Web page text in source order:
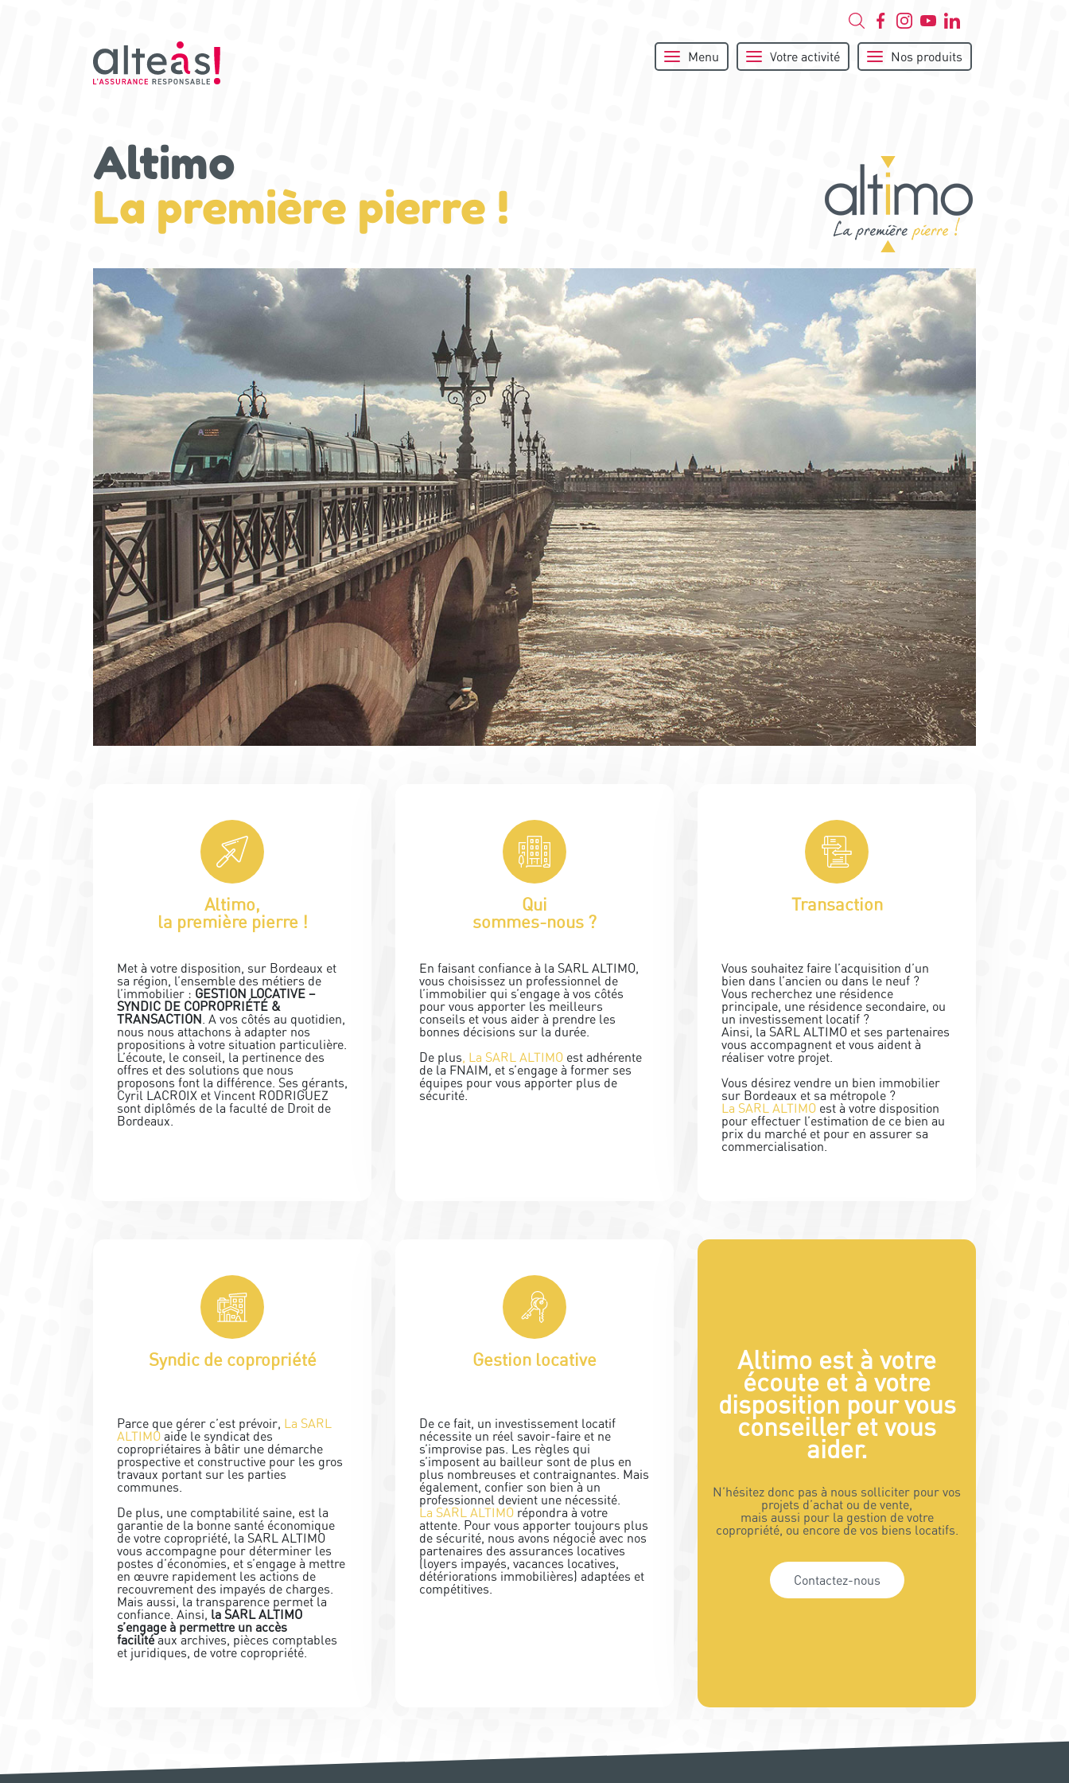
Menu Votre activité Nos produits
Altimo
La première pierre !
Altimo,
la première pierre !
Met à votre disposition, sur Bordeaux et
sa région, l’ensemble des métiers de
l’immobilier : GESTION LOCATIVE –
SYNDIC DE COPROPRIÉTÉ &
TRANSACTION. A vos côtés au quotidien,
nous nous attachons à adapter nos
propositions à votre situation particulière.
L’écoute, le conseil, la pertinence des
offres et des solutions que nous
proposons font la différence. Ses gérants,
Cyril LACROIX et Vincent RODRIGUEZ
sont diplômés de la faculté de Droit de
Bordeaux.
Qui
sommes-nous ?
En faisant conﬁance à la SARL ALTIMO,
vous choisissez un professionnel de
l’immobilier qui s’engage à vos côtés
pour vous apporter les meilleurs
conseils et vous aider à prendre les
bonnes décisions sur la durée.
De plus, La SARL ALTIMO est adhérente
de la FNAIM, et s’engage à former ses
équipes pour vous apporter plus de
sécurité.
Transaction
Vous souhaitez faire l’acquisition d’un
bien dans l’ancien ou dans le neuf ?
Vous recherchez une résidence
principale, une résidence secondaire, ou
un investissement locatif ?
Ainsi, la SARL ALTIMO et ses partenaires
vous accompagnent et vous aident à
réaliser votre projet.
Vous désirez vendre un bien immobilier
sur Bordeaux et sa métropole ?
La SARL ALTIMO est à votre disposition
pour effectuer l’estimation de ce bien au
prix du marché et pour en assurer sa
commercialisation.
Syndic de copropriété
Parce que gérer c’est prévoir, La SARL
ALTIMO aide le syndicat des
copropriétaires à bâtir une démarche
prospective et constructive pour les gros
travaux portant sur les parties
communes.
De plus, une comptabilité saine, est la
garantie de la bonne santé économique
de votre copropriété, la SARL ALTIMO
vous accompagne pour déterminer les
postes d’économies, et s’engage à mettre
en œuvre rapidement les actions de
recouvrement des impayés de charges.
Mais aussi, la transparence permet la
conﬁance. Ainsi, la SARL ALTIMO
s’engage à permettre un accès
facilitéaux archives, pièces comptables
et juridiques, de votre copropriété.
Gestion locative
De ce fait, un investissement locatif
nécessite un réel savoir-faire et ne
s’improvise pas. Les règles qui
s’imposent au bailleur sont de plus en
plus nombreuses et contraignantes. Mais
également, confier son bien à un
professionnel devient une nécessité.
La SARL ALTIMO répondra à votre
attente. Pour vous apporter toujours plus
de sécurité, nous avons négocié avec nos
partenaires des assurances locatives
(loyers impayés, vacances locatives,
détériorations immobilières) adaptées et
compétitives.
Altimo est à votre
écoute et à votre
disposition pour vous
conseiller et vous
aider.
N’hésitez donc pas à nous solliciter pour vos
projets d’achat ou de vente,
mais aussi pour la gestion de votre
copropriété, ou encore de vos biens locatifs.
Contactez-nous